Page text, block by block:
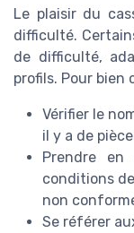
Le plaisir du
difficulté.
de difficulté,
profils. Pour bien
Vérifier le
il y a de
Prendre
conditions
non
Se référer